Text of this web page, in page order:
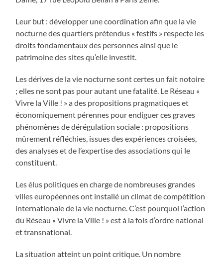
Leur but : développer une coordination afin que la vie
nocturne des quartiers prétendus « festifs » respecte les
droits fondamentaux des personnes ainsi que le
patrimoine des sites qu’elle investit.
Les dérives de la vie nocturne sont certes un fait notoire
; elles ne sont pas pour autant une fatalité. Le Réseau «
Vivre la Ville ! » a des propositions pragmatiques et
économiquement pérennes pour endiguer ces graves
phénomènes de dérégulation sociale : propositions
mûrement réfléchies, issues des expériences croisées,
des analyses et de l’expertise des associations qui le
constituent.
Les élus politiques en charge de nombreuses grandes
villes européennes ont installé un climat de compétition
internationale de la vie nocturne. C’est pourquoi l’action
du Réseau « Vivre la Ville ! » est à la fois d’ordre national
et transnational.
La situation atteint un point critique. Un nombre